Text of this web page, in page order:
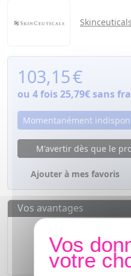
Skinceuticals
103,15€
ou 4 fois25,79€sans
Momentanément
M'avertir dès que le
Ajouter à mes favoris
Vos avantages
Paiement en ligne
Paiement en 4 fois